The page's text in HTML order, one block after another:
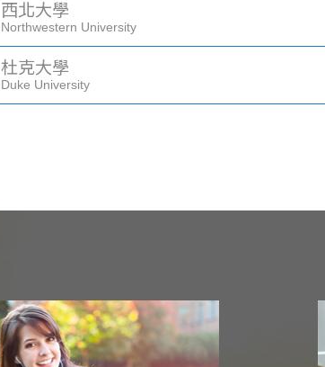
西北大學
Northwestern University
杜克大學
Duke University